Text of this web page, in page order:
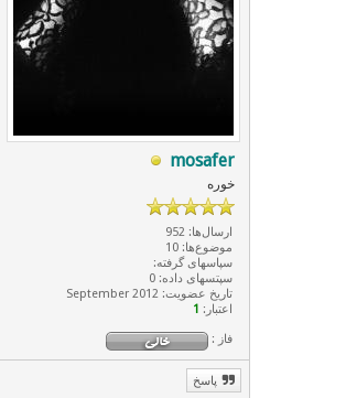
mosafer
خوره
ارسال‌ها: 952
موضوع‌ها: 10
سپاسهای گرفته:
سپتسهای داده: 0
تاریخ عضویت: September 2012
اعتبار: 1
فاز :
پاسخ